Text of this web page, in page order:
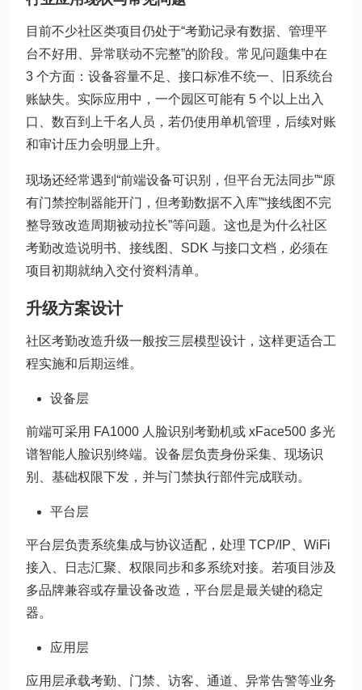
目前不少社区类项目仍处于“考勤记录有数据、管理平
台不好用、异常联动不完整”的阶段。常见问题集中在
3 个方面：设备容量不足、接口标准不统一、旧系统台
账缺失。实际应用中，一个园区可能有 5 个以上出入
口、数百到上千名人员，若仍使用单机管理，后续对账
和审计压力会明显上升。
现场还经常遇到“前端设备可识别，但平台无法同步”“原
有门禁控制器能开门，但考勤数据不入库”“接线图不完
整导致改造周期被动拉长”等问题。这也是为什么社区
考勤改造说明书、接线图、SDK 与接口文档，必须在
项目初期就纳入交付资料清单。
升级方案设计
社区考勤改造升级一般按三层模型设计，这样更适合工
程实施和后期运维。
设备层
前端可采用 FA1000 人脸识别考勤机或 xFace500 多光
谱智能人脸识别终端。设备层负责身份采集、现场识
别、基础权限下发，并与门禁执行部件完成联动。
平台层
平台层负责系统集成与协议适配，处理 TCP/IP、WiFi
接入、日志汇聚、权限同步和多系统对接。若项目涉及
多品牌兼容或存量设备改造，平台层是最关键的稳定
器。
应用层
应用层承载考勤、门禁、访客、通道、异常告警等业务